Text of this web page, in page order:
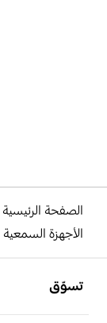
الصفحة الرئيسية
الأجهزة السمعية
تسوّق